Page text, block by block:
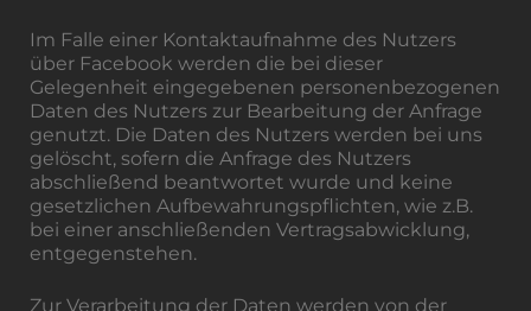
Im Falle einer Kontaktaufnahme des Nutzers
über Facebook werden die bei dieser
Gelegenheit eingegebenen personenbezogenen
Daten des Nutzers zur Bearbeitung der Anfrage
genutzt. Die Daten des Nutzers werden bei uns
gelöscht, sofern die Anfrage des Nutzers
abschließend beantwortet wurde und keine
gesetzlichen Aufbewahrungspflichten, wie z.B.
bei einer anschließenden Vertragsabwicklung,
entgegenstehen.
Zur Verarbeitung der Daten werden von der